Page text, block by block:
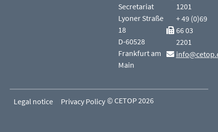
Secretariat
Lyoner Straße
18
D-60528
Frankfurt am
Main
1201
+ 49 (0)69
66 03
2201
Legal notice Privacy Policy © CETOP 2026